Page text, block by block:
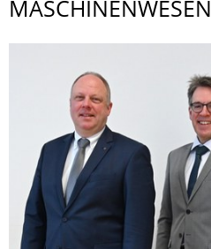
MASCHINENWESEN